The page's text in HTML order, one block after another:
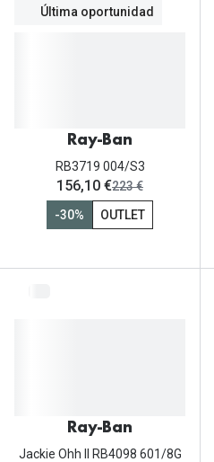
Última oportunidad
Ray-Ban
RB3719 004/S3
ahora:
156,10 €antes:
223 €
-30%
OUTLET
Ray-Ban
Jackie Ohh II RB4098 601/8G